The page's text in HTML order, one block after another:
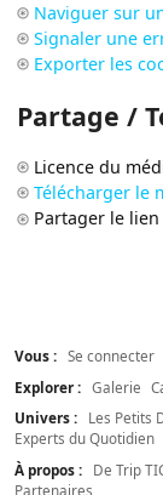
Naviguer sur
Signaler une
Exporter les
Partage /
Licence du
Télécharger le
Partager le lien
Vous : Se connecter
Explorer : Galerie
Univers :
Les Petits
Experts du Quotidien
À propos :
De Trip
Partenaires